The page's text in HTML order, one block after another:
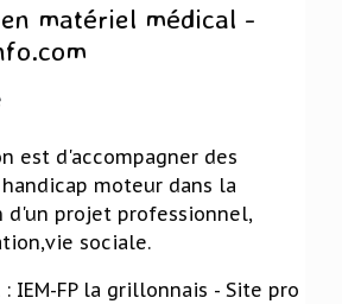
matériel médical -
est d'accompagner des
moteur dans la
d'un projet professionnel,
sociale.
IEM-FP la grillonnais - Site pro